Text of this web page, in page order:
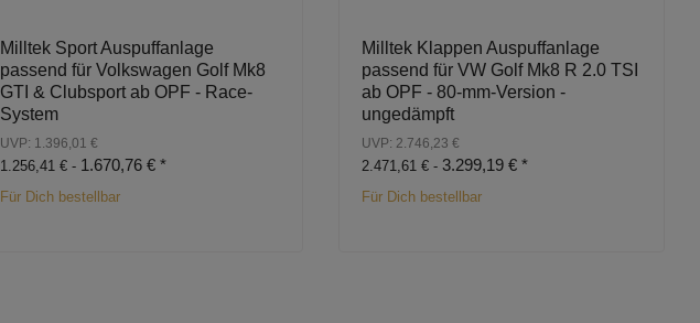
Milltek Sport Auspuffanlage
passend für Volkswagen Golf Mk8
GTI & Clubsport ab OPF - Race-
System
UVP: 1.396,01 €
1.256,41 € - 1.670,76 € *
Für Dich bestellbar
Milltek Klappen Auspuffanlage
passend für VW Golf Mk8 R 2.0 TSI
ab OPF - 80-mm-Version -
ungedämpft
UVP: 2.746,23 €
2.471,61 € - 3.299,19 € *
Für Dich bestellbar